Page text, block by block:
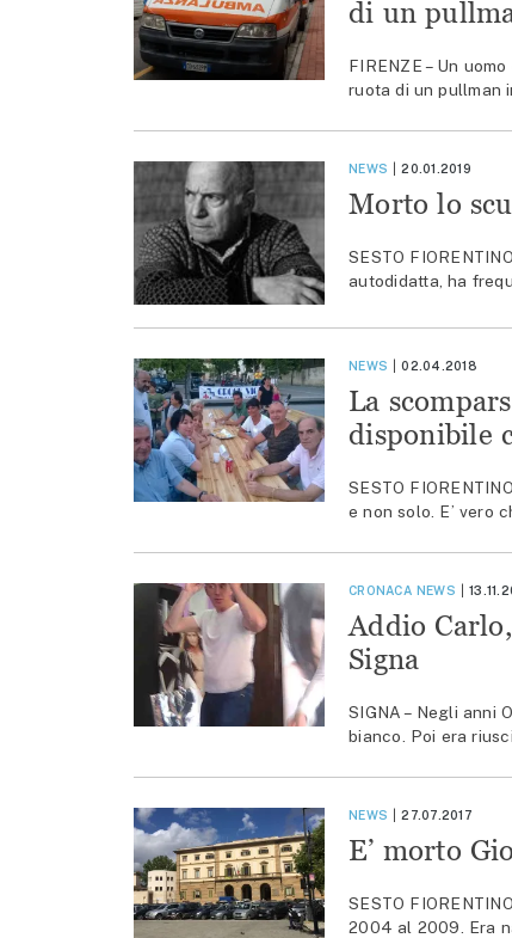
di un
FIRENZE – Un
ruota di un pullman
NEWS 20.01.2019
Morto lo
SESTO
autodidatta, ha
NEWS 02.04.2018
La
disponibile
SESTO
e non solo. E’ vero
CRONACA NEWS
Addio
Signa
SIGNA – Negli anni
bianco. Poi era
NEWS 27.07.2017
E’ morto
SESTO
2004 al 2009. Era